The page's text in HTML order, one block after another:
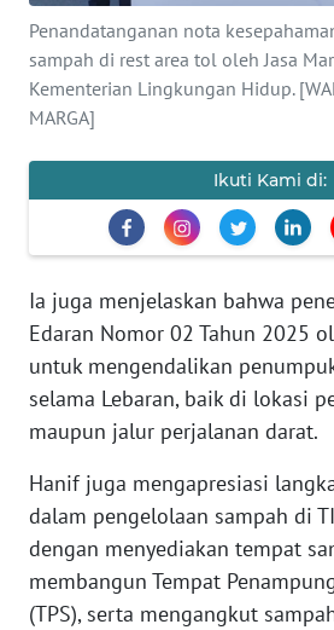
Penandatanganan nota
sampah di rest area tol oleh Jasa
Kementerian Lingkungan Hidup.
MARGA]
Ikuti Kami di:
Ia juga menjelaskan bahwa
Edaran Nomor 02 Tahun 2025
untuk mengendalikan
selama Lebaran, baik di lokasi
maupun jalur perjalanan darat.
Hanif juga mengapresiasi
dalam pengelolaan sampah di
dengan menyediakan tempat
membangun Tempat
(TPS), serta mengangkut
OLAHRAGA
OPINI
Informasi
INDEKS
BERITA
KONTAK
INFO
IKLAN
TENTANG
KAMI